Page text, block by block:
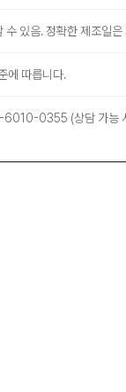
있음. 정확한 제조일
에 따릅니다.
0355 (상담 가능